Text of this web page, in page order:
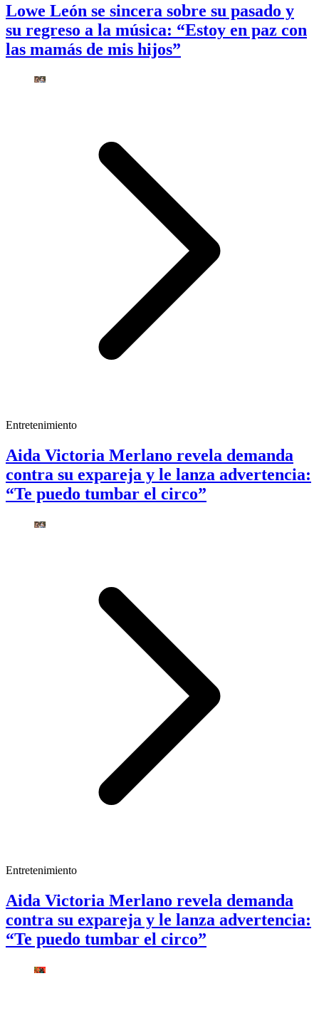
Lowe León se sincera sobre su pasado y
su regreso a la música: “Estoy en paz con
las mamás de mis hijos”
Entretenimiento
Aida Victoria Merlano revela demanda
contra su expareja y le lanza advertencia:
“Te puedo tumbar el circo”
Entretenimiento
Aida Victoria Merlano revela demanda
contra su expareja y le lanza advertencia:
“Te puedo tumbar el circo”